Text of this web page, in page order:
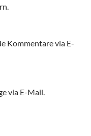
Kommentare via E-
via E-Mail.